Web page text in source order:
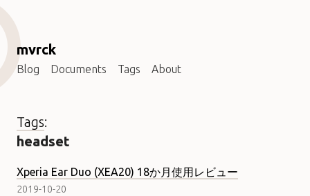
mvrck
Blog Documents Tags About
Tags:
headset
Xperia Ear Duo (XEA20) 18か月使用レビュー
2019-10-20